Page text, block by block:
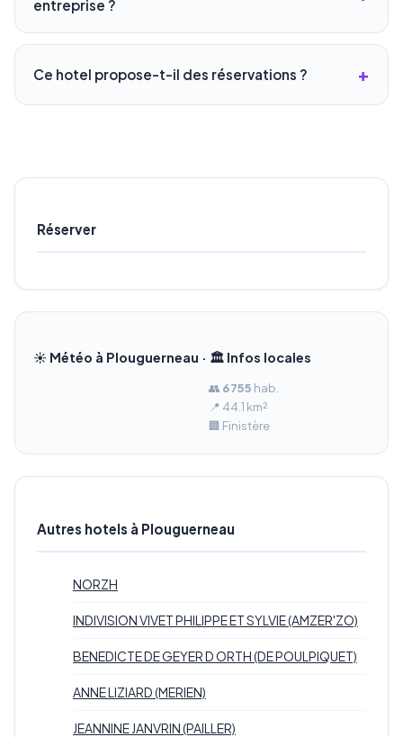
entreprise ?
Ce hotel propose-t-il des réservations ?
Réserver
☀️ Météo à Plouguerneau · 🏛️ Infos locales
👥 6 755 hab.
📍 44.1 km²
🏢 Finistère
Autres hotels à Plouguerneau
NORZH
INDIVISION VIVET PHILIPPE ET SYLVIE (AMZER'ZO)
BENEDICTE DE GEYER D ORTH (DE POULPIQUET)
ANNE LIZIARD (MERIEN)
JEANNINE JANVRIN (PAILLER)